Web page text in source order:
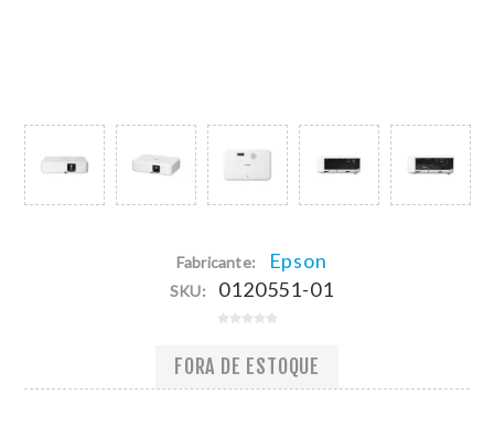
Fabricante: Epson
SKU: 0120551-01
FORA DE ESTOQUE